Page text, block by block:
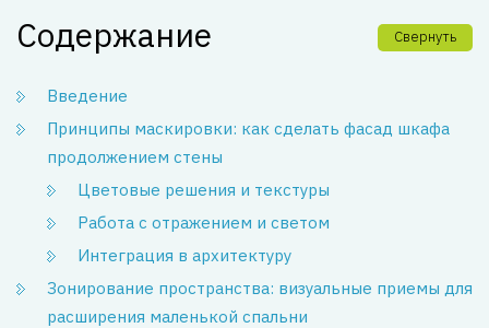
Содержание Свернуть
Введение
Принципы маскировки: как сделать фасад шкафа
продолжением стены
Цветовые решения и текстуры
Работа с отражением и светом
Интеграция в архитектуру
Зонирование пространства: визуальные приемы для
расширения маленькой спальни